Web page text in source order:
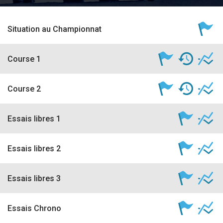
accéder à la billetterie
Situation au Championnat
Course 1
Course 2
Essais libres 1
Essais libres 2
Essais libres 3
Essais Chrono